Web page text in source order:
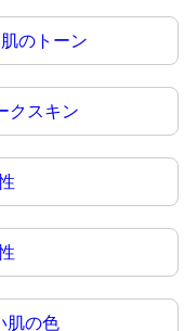
のトーン
クスキン
肌の色